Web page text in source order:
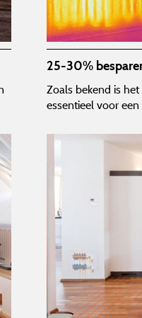
25-30%
Zoals bekend is
essentieel voor